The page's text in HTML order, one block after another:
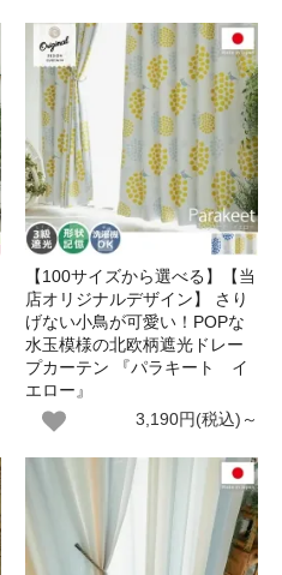
【100サイズから選べる】【当
店オリジナルデザイン】 さり
げない小鳥が可愛い！POPな
水玉模様の北欧柄遮光ドレー
プカーテン 『パラキート イ
エロー』
3,190円(税込)～